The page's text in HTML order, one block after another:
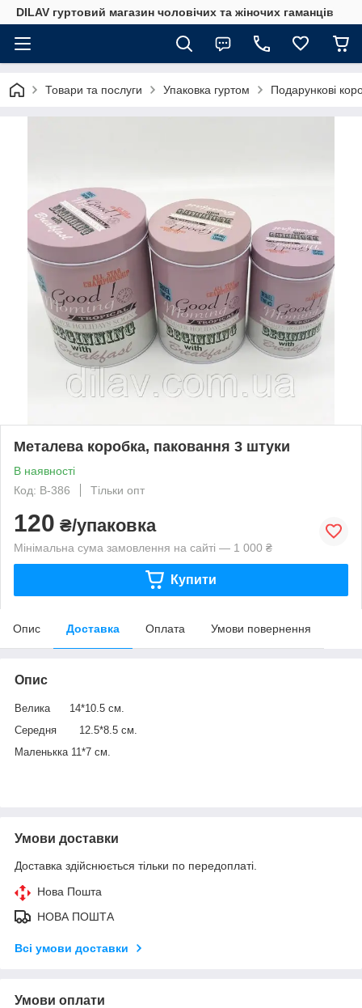
DILAV гуртовий магазин чоловічих та жіночих гаманців
Товари та послуги Упаковка гуртом Подарункові
Металева коробка, паковання 3 штуки
В наявності
Код: В-386
Тільки опт
120 ₴/упаковка
Мінімальна сума замовлення на сайті — 1 000 ₴
Купити
Опис Доставка Оплата Умови повернення
Опис
Велика 14*10.5 см.
Середня 12.5*8.5 см.
Маленькка 11*7 см.
Умови доставки
Доставка здійснюється тільки по передоплаті.
Нова Пошта
НОВА ПОШТА
Всі умови доставки
Умови оплати